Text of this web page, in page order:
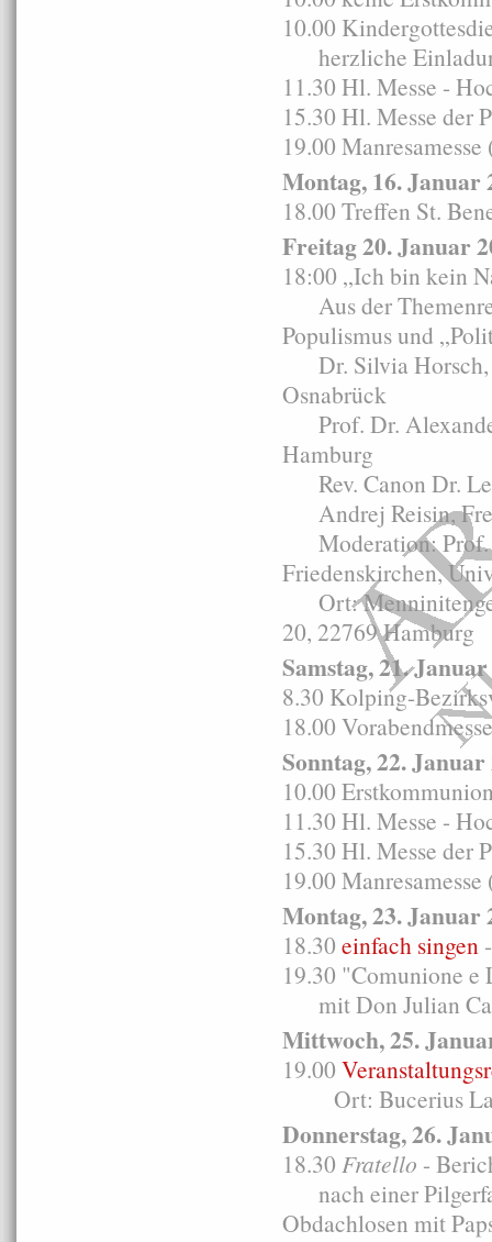
10.00
herzliche
11.30 Hl. Messe -
15.30 Hl. Messe der
19.00
Montag, 16. Januar
18.00 Treffen St.
Freitag 20. Januar
18:00 „Ich bin kein
Aus der
Populismus und
Dr. Silvia Horsch,
Osnabrück
Prof. Dr.
Hamburg
Rev. Canon Dr.
Andrej Reisin,
Moderation: Prof.
Friedenskirchen,
Ort:
20, 22769 Hamburg
Samstag, 21.
8.30 Kolping-
18.00
Sonntag, 22. Januar
10.00
11.30 Hl. Messe -
15.30 Hl. Messe der
19.00
Montag, 23. Januar
18.30 einfach singen
19.30 "Comunione
mit Don Julian
Mittwoch, 25.
19.00
Ort: Bucerius
Donnerstag, 26.
18.30 Fratello -
nach einer
Obdachlosen mit